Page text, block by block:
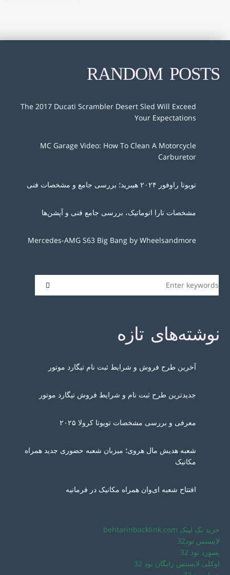
RANDOM POSTS
The 2017 Ducati Scrambler Desert Sled Will Exceed
Your Expectations
MC Garage Video: How To Clean A Motorcycle
Carburetor
تویوتا راوفور ۲۰۲۴ هیبرید؛ بررسی جامع و مشخصات فنی
مشخصات تارا اتوماتیک، بررسی جامع فنی و آپشن‌ها
Mercedes-AMG S63 Big Bang by Wheelsandmore
نوشته‌های تازه
آخرین طرح فروش و شرایط ثبت نام تیگارد موتور
جدیدترین طرح ثبت نام و شرایط فروش تیگارد موتور
معرفی و بررسی مشخصات تویوتا کرولا ۲۰۲۵
شعبه هدیش مال هروی؛ میزبان شعبه حضوری جدید همراه
مکانیک
افتتاح شعبه ای‌وان همراه مکانیک در فرمانیه
خرید بک لینک behtarinbacklink.com
لایسنس نود32
پسورد نود 32
اوکلی لایسنس رایگان نود 32